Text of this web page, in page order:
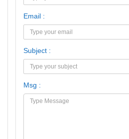
Email :
Subject :
Msg :